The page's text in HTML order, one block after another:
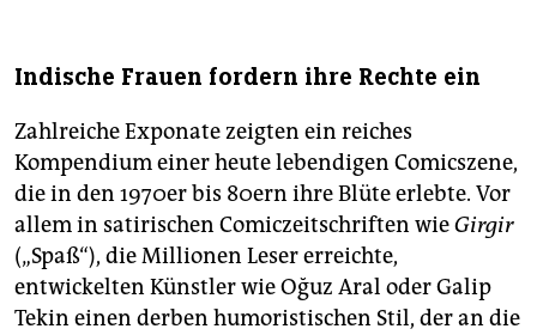
Indische Frauen fordern ihre Rechte ein
Zahlreiche Exponate zeigten ein reiches
Kompendium einer heute lebendigen Comicszene,
die in den 1970er bis 80ern ihre Blüte erlebte. Vor
allem in satirischen Comiczeitschriften wieGirgir
(„Spaß“), die Millionen Leser erreichte,
entwickelten Künstler wie Oğuz Aral oder Galip
Tekin einen derben humoristischen Stil, der an die